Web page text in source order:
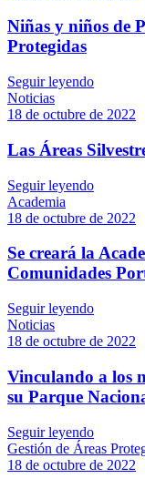
Niñas y niños de
Protegidas
Seguir leyendo
Noticias
18 de octubre de 2022
Las Áreas
Seguir leyendo
Academia
18 de octubre de 2022
Se creará la
Comunidades
Seguir leyendo
Noticias
18 de octubre de 2022
Vinculando a los
su Parque
Seguir leyendo
Gestión de Áreas
18 de octubre de 2022